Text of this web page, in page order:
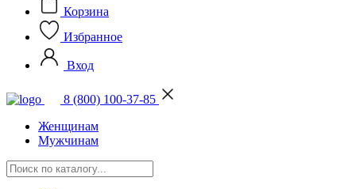
Корзина
Избранное
Вход
8 (800) 100-37-85
Женщинам
Мужчинам